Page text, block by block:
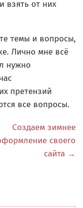
взять от них
темы и вопросы,
Лично мне всё
нужно
претензий
все вопросы.
Создаем зимнее
своего
сайта →